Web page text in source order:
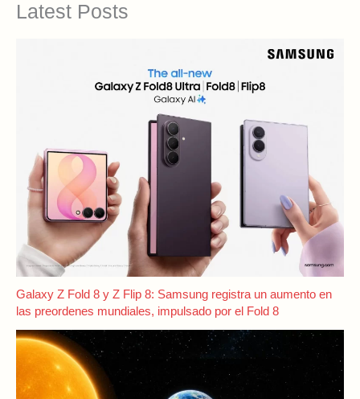
Latest Posts
Galaxy Z Fold 8 y Z Flip 8: Samsung registra un aumento en
las preordenes mundiales, impulsado por el Fold 8